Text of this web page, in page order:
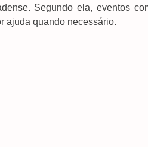
Segundo ela, eventos
ajuda quando necessário.